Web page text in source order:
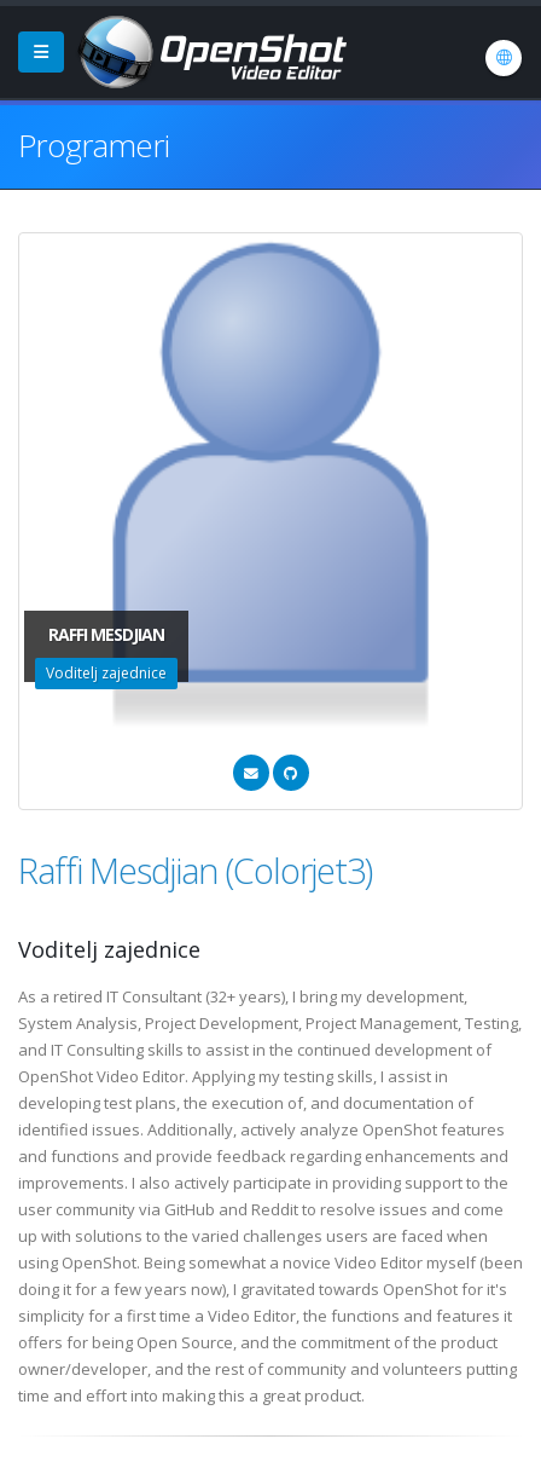
Programeri
RAFFI MESDJIAN
Voditelj zajednice
Raffi Mesdjian (Colorjet3)
Voditelj zajednice
As a retired IT Consultant (32+ years), I bring my development,
System Analysis, Project Development, Project Management, Testing,
and IT Consulting skills to assist in the continued development of
OpenShot Video Editor. Applying my testing skills, I assist in
developing test plans, the execution of, and documentation of
identified issues. Additionally, actively analyze OpenShot features
and functions and provide feedback regarding enhancements and
improvements. I also actively participate in providing support to the
user community via GitHub and Reddit to resolve issues and come
up with solutions to the varied challenges users are faced when
using OpenShot. Being somewhat a novice Video Editor myself (been
doing it for a few years now), I gravitated towards OpenShot for it's
simplicity for a first time a Video Editor, the functions and features it
offers for being Open Source, and the commitment of the product
owner/developer, and the rest of community and volunteers putting
time and effort into making this a great product.